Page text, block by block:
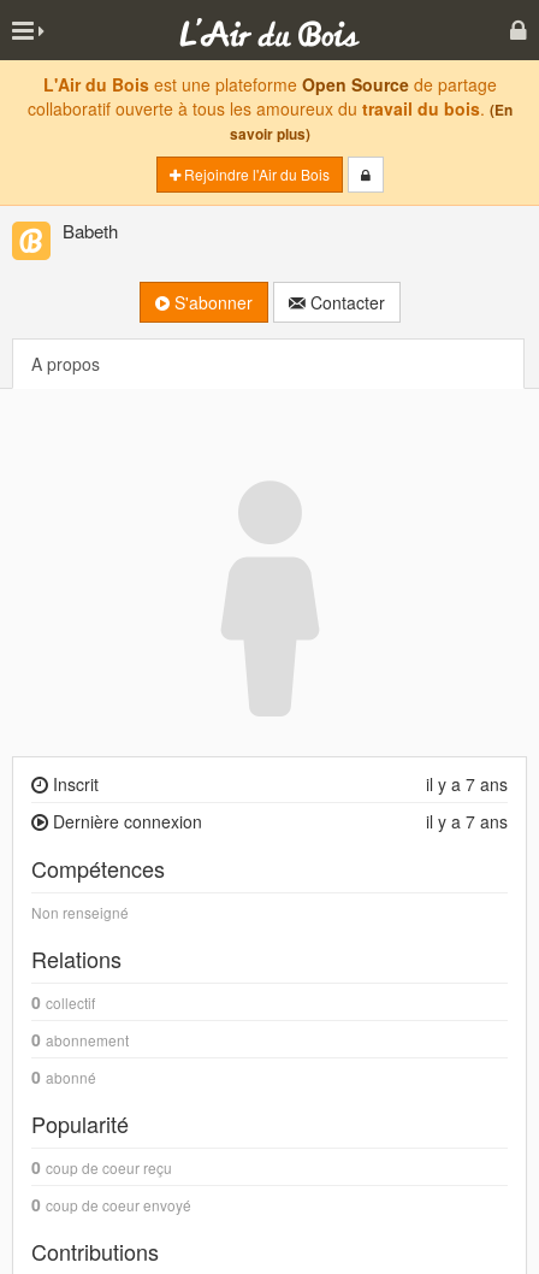
L'Air du Boisest une plateforme Open Sourcede partage
collaboratif ouverte à tous les amoureux du travail du bois. (En
savoir plus)
Rejoindre l'Air du Bois
Babeth
S'abonner Contacter
A propos
il y a 7 ans
Inscrit
il y a 7 ans
Dernière connexion
Compétences
Non renseigné
Relations
0 collectif
0 abonnement
0 abonné
Popularité
0 coup de coeur reçu
0 coup de coeur envoyé
Contributions